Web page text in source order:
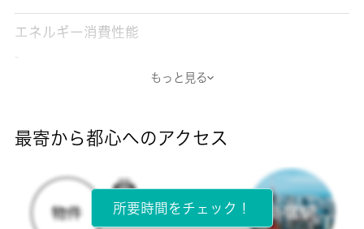
エネルギー消費性能
-
所在階
もっと見る
最寄から都心へのアクセス
所要時間をチェック！